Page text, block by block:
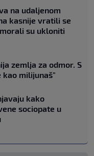
na udaljenom
kasnije vratili se
su ukloniti
zemlja za odmor. S
kao milijunaš"
kako
sociopate u